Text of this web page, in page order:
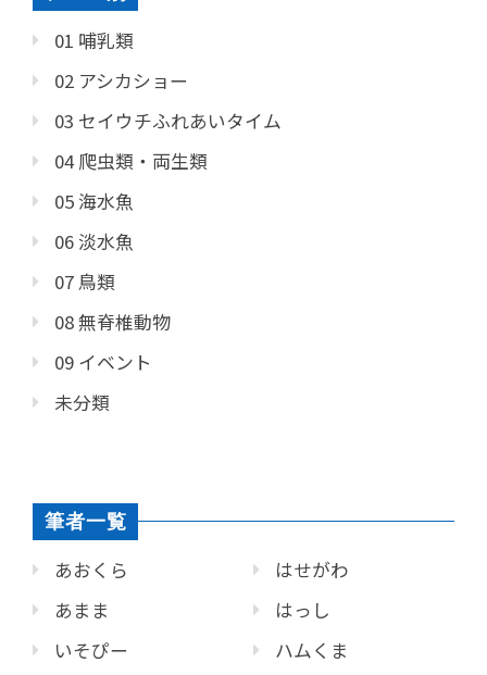
01 哺乳類
02 アシカショー
03 セイウチふれあいタイム
04 爬虫類・両生類
05 海水魚
06 淡水魚
07 鳥類
08 無脊椎動物
09 イベント
未分類
筆者一覧
あおくら
あまま
いそぴー
はせがわ
はっし
ハムくま